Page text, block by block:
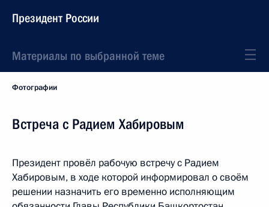
Президент России
Материалы по выбранной теме
Фотографии
Встреча с Радием Хабировым
Президент провёл рабочую встречу с Радием
Хабировым, в ходе которой информировал о своём
решении назначить его временно исполняющим